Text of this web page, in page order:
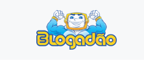
conteúdo